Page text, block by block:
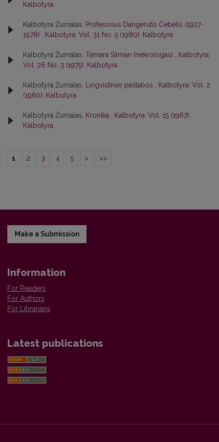
Kalbotyra
Kalbotyra Žurnalas,
Profesorius Dangerutis Čebelis (1927-
1978)
Kalbotyra: Vol. 31 No. 5 (1980): Kalbotyra
Kalbotyra Žurnalas, Tamara Silman (nekrologas)
Kalbotyra:
Vol. 26 No. 3 (1975): Kalbotyra
Kalbotyra Žurnalas, Lingvistinės pastabos
Kalbotyra: Vol. 2
(1960): Kalbotyra
Kalbotyra Žurnalas, Kronika
Kalbotyra: Vol. 15 (1967):
Kalbotyra
1 2 3 4 5 > >>
Make a Submission
Information
For Readers
For Authors
For Librarians
Latest publications